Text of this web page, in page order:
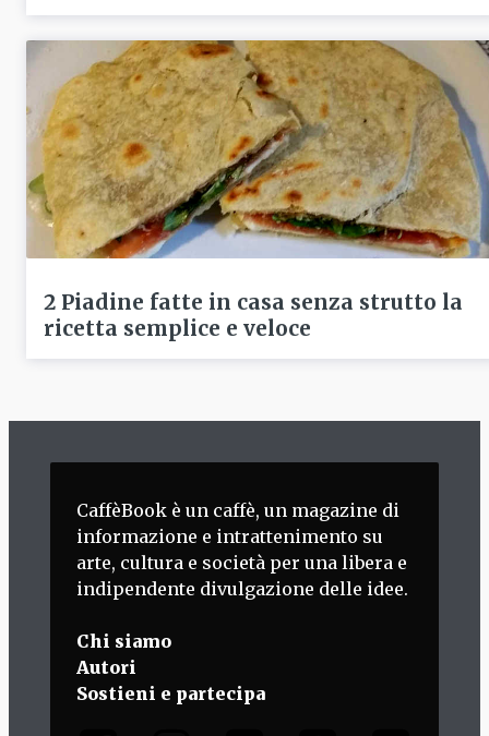
2 Piadine fatte in casa senza strutto la
ricetta semplice e veloce
CaffèBook è un caffè, un magazine di
informazione e intrattenimento su
arte, cultura e società per una libera e
indipendente divulgazione delle idee.
Chi siamo
Autori
Sostieni e partecipa